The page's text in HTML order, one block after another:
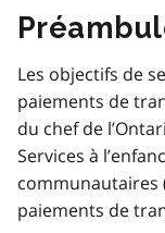
Les objectifs de
paiements de
du chef de
Services à
communautaires
paiements de